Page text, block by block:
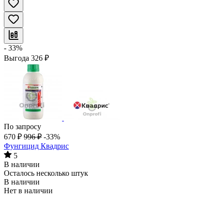
- 33%
Выгода 326 ₽
По запросу
670 ₽ 996 ₽ -33%
Фунгицид Квадрис
5
В наличии
Осталось несколько штук
В наличии
Нет в наличии